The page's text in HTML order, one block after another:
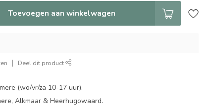
Toevoegen aan winkelwagen
Deel dit product
(wo/vr/za 10-17 uur).
Alkmaar & Heerhugowaard.